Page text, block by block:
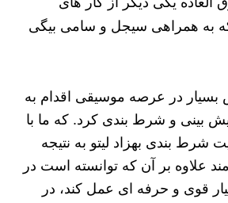
به همراهی سیجل و سامی بیگی
در عرصه موسیقی اقدام به
بینی و شرط بندی کرد. که ما با
بندی بهزاد لیتو به نتیجه
علاوه بر آن که توانسته است در
قوی و حرفه ای عمل کند، در